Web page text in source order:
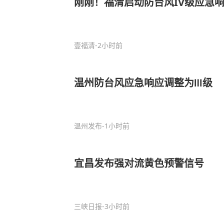
壹福清-2小时前
温州防台风应急响应调整为Ⅲ级
温州发布-1小时前
宜昌发布强对流黄色预警信号
三峡日报-3小时前